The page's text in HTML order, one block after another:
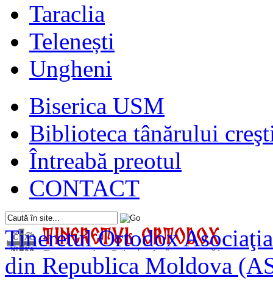
Taraclia
Telenești
Ungheni
Biserica USM
Biblioteca tânărului
Întreabă preotul
CONTACT
Tineretul Ortodox
din Republica Moldova